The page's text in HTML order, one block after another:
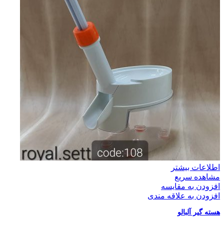
اطلاعات بیشتر
مشاهده سریع
افزودن به مقایسه
افزودن به علاقه مندی
هسته گیر آلبالو